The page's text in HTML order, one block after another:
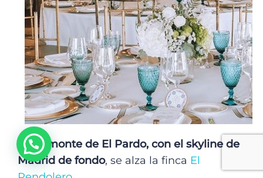
En el monte de El Pardo, con el skyline de
Madrid de fondo, se alza la finca El